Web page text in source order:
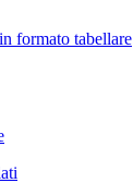
formato tabellare